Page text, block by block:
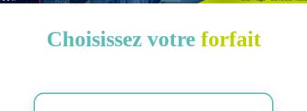
Choisissez votre forfait